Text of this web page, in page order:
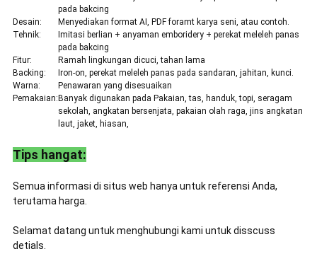
pada bakcing
Desain:
Menyediakan format AI, PDF foramt karya seni, atau contoh.
Tehnik:
Imitasi berlian + anyaman emboridery + perekat meleleh panas
pada bakcing
Fitur:
Ramah lingkungan dicuci, tahan lama
Backing:
Iron-on, perekat meleleh panas pada sandaran, jahitan, kunci.
Warna:
Penawaran yang disesuaikan
Pemakaian: Banyak digunakan pada Pakaian, tas, handuk, topi, seragam
sekolah, angkatan bersenjata, pakaian olah raga, jins angkatan
laut, jaket, hiasan,
Tips hangat:
Semua informasi di situs web hanya untuk referensi Anda,
terutama harga.
Selamat datang untuk menghubungi kami untuk disscuss
detials.